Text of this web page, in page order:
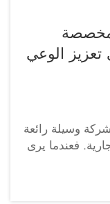
الوعي
وسيلة رائعة
فعندما يرى
فإن ذلك
أهميةً كبرى
على